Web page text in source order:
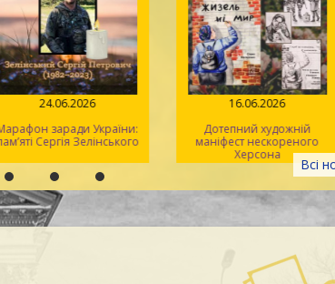
Всі
24.06.2026
Марафон заради України:
пам’яті Сергія Зелінського
16.06.2026
Дотепний художній
маніфест нескореного
Херсона